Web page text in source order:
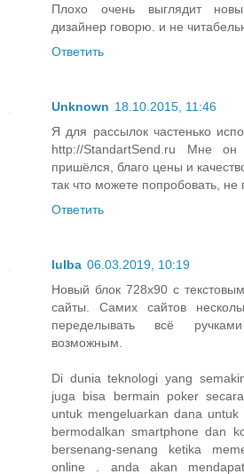
Плохо очень выглядит
дизайнер говорю. и не
Ответить
Unknown 18.10.2015, 11:46
Я для рассылок частенько
http://StandartSend.ru Мне
пришёлся, благо цены и
так что можете попробовать, не
Ответить
lulba 06.03.2019, 10:19
Новый блок 728х90 с
сайты. Самих сайтов
переделывать всё
возможным.
Di dunia teknologi yang
juga bisa bermain poker
untuk mengeluarkan dana
bermodalkan smartphone dan
bersenang-senang ketika
online . anda akan